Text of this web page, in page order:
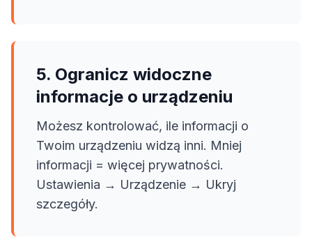
5. Ogranicz widoczne
informacje o urządzeniu
Możesz kontrolować, ile informacji o
Twoim urządzeniu widzą inni. Mniej
informacji = więcej prywatności.
Ustawienia → Urządzenie → Ukryj
szczegóły.